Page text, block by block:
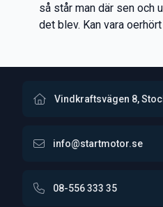
så står man där sen och
det blev. Kan vara
Vindkraftsvägen 8,
info@startmotor.se
08-556 333 35